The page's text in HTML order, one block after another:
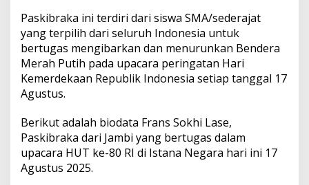
r
i
n
i
Paskibraka ini terdiri dari siswa SMA/sederajat
yang terpilih dari seluruh Indonesia untuk
bertugas mengibarkan dan menurunkan Bendera
Merah Putih pada upacara peringatan Hari
Kemerdekaan Republik Indonesia setiap tanggal 17
Agustus.
Berikut adalah biodata Frans Sokhi Lase,
Paskibraka dari Jambi yang bertugas dalam
upacara HUT ke-80 RI di Istana Negara hari ini 17
Agustus 2025.